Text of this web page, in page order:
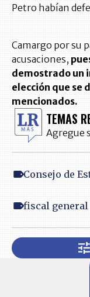
Petro habían
Camargo por su
acusaciones,
demostrado un
elección que se
mencionados.
TEMAS
Agregue
Consejo de
fiscal general